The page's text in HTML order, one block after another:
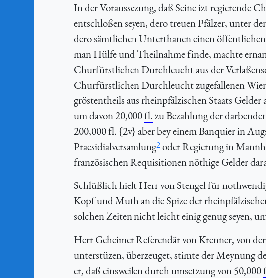
In der Voraussezung, daß Seine izt regierende
entschloßen seyen, dero treuen Pfälzer, unter
dero sämtlichen Unterthanen einen
man Hülfe und Theilnahme finde, machte
Churfürstlichen Durchleucht aus der
Churfürstlichen Durchleucht zugefallenen
gröstentheils aus rheinpfälzischen Staats
um davon 20,000fl.zu Bezahlung der
200,000fl. {2v} aber bey einem Banquier in
Praesidialversamlung2oder Regierung in
französischen Requisitionen nöthige Gelder
Schlüßlich hielt Herr von Stengel für
Kopf und Muth an die Spize der
solchen Zeiten nicht leicht einig genug seyen,
Herr Geheimer Referendär von Krenner, von
unterstüzen, überzeuget, stimte der Meynung
er, daß einsweilen durch umsetzung von 50,000